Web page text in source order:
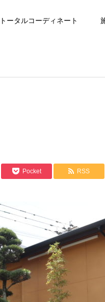
トータルコーディネート
Pocket RSS